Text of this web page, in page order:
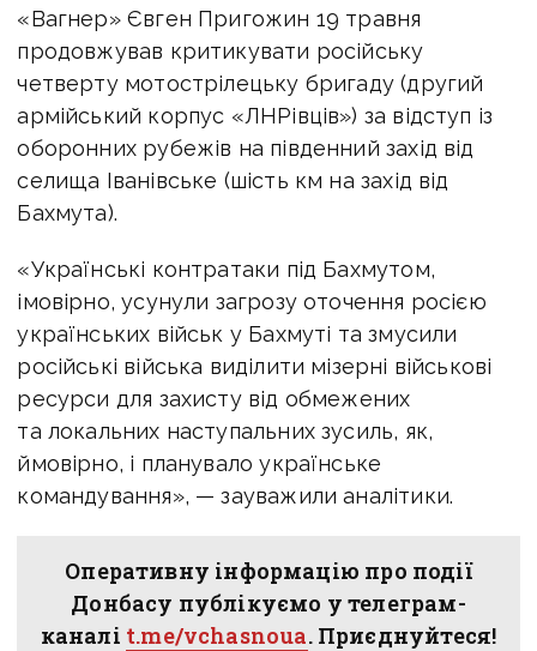
«Вагнер» Євген Пригожин 19 травня
продовжував критикувати російську
четверту мотострілецьку бригаду (другий
армійський корпус «ЛНРівців») за відступ із
оборонних рубежів на південний захід від
селища Іванівське (шість км на захід від
Бахмута).
«Українські контратаки під Бахмутом,
імовірно, усунули загрозу оточення росією
українських військ у Бахмуті та змусили
російські війська виділити мізерні військові
ресурси для захисту від обмежених
та локальних наступальних зусиль, як,
ймовірно, і планувало українське
командування», — зауважили аналітики.
Оперативну інформацію про події
Донбасу публікуємо у телеграм-
каналі t.me/vchasnoua. Приєднуйтеся!